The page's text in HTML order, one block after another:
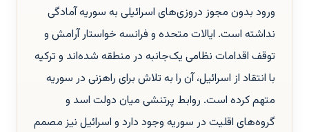
ورود بدون مجوز دروزی‌های اسرائیلی به سوریه آمادگی
نداشته است. ایالات متحده و فرانسه خواستار آرامش و
توقف اقدامات نظامی یک‌جانبه در منطقه شده‌اند و ترکیه
با انتقاد از اسرائیل، آن را به تلاش برای راهزنی در سوریه
متهم کرده است. روابط پرتنشی میان دولت اسد و
گروه‌های اقلیت در سوریه وجود دارد و اسرائیل نیز مصمم